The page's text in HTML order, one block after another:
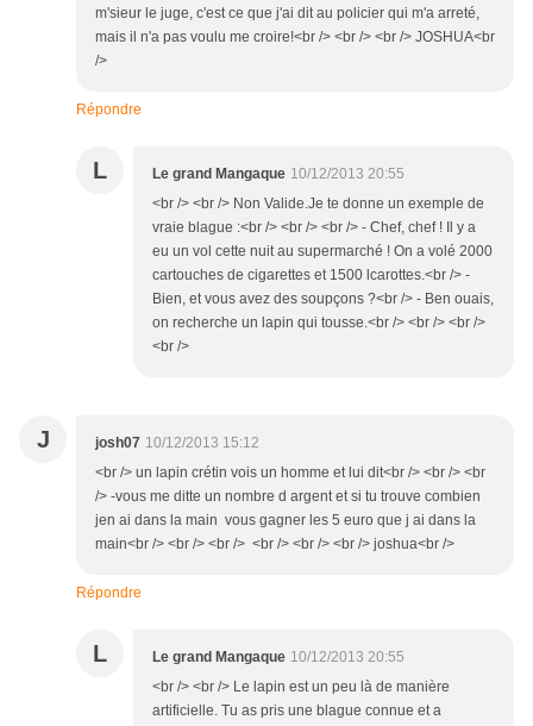
m'sieur le juge, c'est ce que j'ai dit au policier qui m'a arreté,
mais il n'a pas voulu me croire!<br /> <br /> <br /> JOSHUA<br
/>
Répondre
L Le grand Mangaque 10/12/2013 20:55
<br /> <br /> Non Valide.Je te donne un exemple de
vraie blague :<br /> <br /> <br /> - Chef, chef ! Il y a
eu un vol cette nuit au supermarché ! On a volé 2000
cartouches de cigarettes et 1500 lcarottes.<br /> -
Bien, et vous avez des soupçons ?<br /> - Ben ouais,
on recherche un lapin qui tousse.<br /> <br /> <br />
<br />
J josh07 10/12/2013 15:12
<br /> un lapin crétin vois un homme et lui dit<br /> <br /> <br
/> -vous me ditte un nombre d argent et si tu trouve combien
jen ai dans la main vous gagner les 5 euro que j ai dans la
main<br /> <br /> <br /> <br /> <br /> <br /> joshua<br />
Répondre
L Le grand Mangaque 10/12/2013 20:55
<br /> <br /> Le lapin est un peu là de manière
artificielle. Tu as pris une blague connue et a